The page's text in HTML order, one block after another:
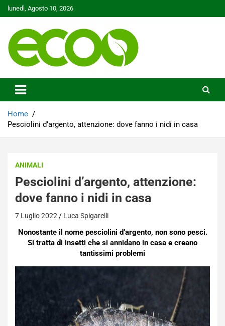
Skip
to
lunedì, Agosto 10, 2026
Ecoo.it
Home
Pesciolini d’argento, attenzione: dove fanno i nidi in casa
ANIMALI
Pesciolini d’argento, attenzione:
dove fanno i nidi in casa
7 Luglio 2022 Luca Spigarelli
Nonostante il nome pesciolini d’argento, non sono pesci.
Si tratta di insetti che si annidano in casa e creano
tantissimi problemi